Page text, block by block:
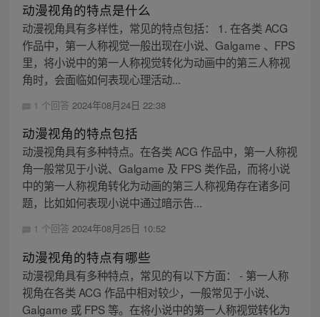
动漫视角的特点是什么
动漫视角具有多样性，常见的特点包括： 1. 在各类 ACG
作品中，第一人称视觉一般出现在小说、Galgame 、FPS
里，将小说中的第一人称视觉转化为动画中的第三人称视
角时，会面临如何表现心理活动...
1 个回答 2024年08月24日 22:38
动漫视角的特点包括
动漫视角具有多种特点。在各类 ACG 作品中，第一人称视
角一般常见于小说、Galgame 及 FPS 类作品，而将小说
中的第一人称视角转化为动画的第三人称视角存在诸多问
题，比如如何表现小说中通过暗示告...
1 个回答 2024年08月25日 10:52
动漫视角的特点有哪些
动漫视角具有多种特点，常见的有以下方面： - 第一人称
视角在各类 ACG 作品中相对较少，一般常见于小说、
Galgame 或 FPS 等。在将小说中的第一人称视觉转化为